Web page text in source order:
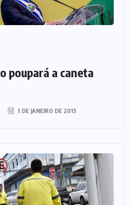
poupará a caneta
1 DE JANEIRO DE 2015